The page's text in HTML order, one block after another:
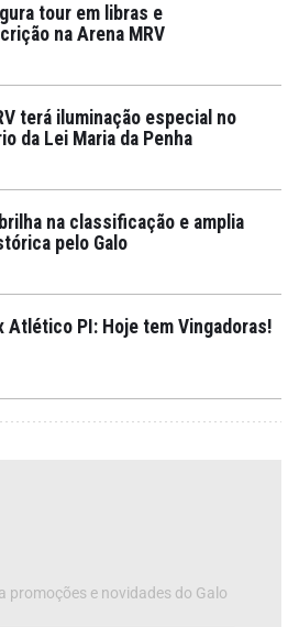
tour em libras e
na Arena MRV
terá iluminação especial no
da Lei Maria da Penha
na classificação e amplia
pelo Galo
Atlético PI: Hoje tem Vingadoras!
promoções e novidades do Galo